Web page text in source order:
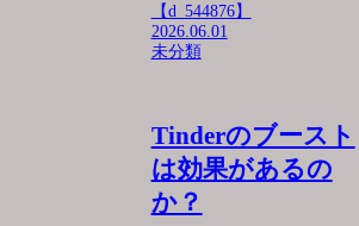
【d_544876】
2026.06.01
未分類
Tinderのブースト
は効果があるの
か？